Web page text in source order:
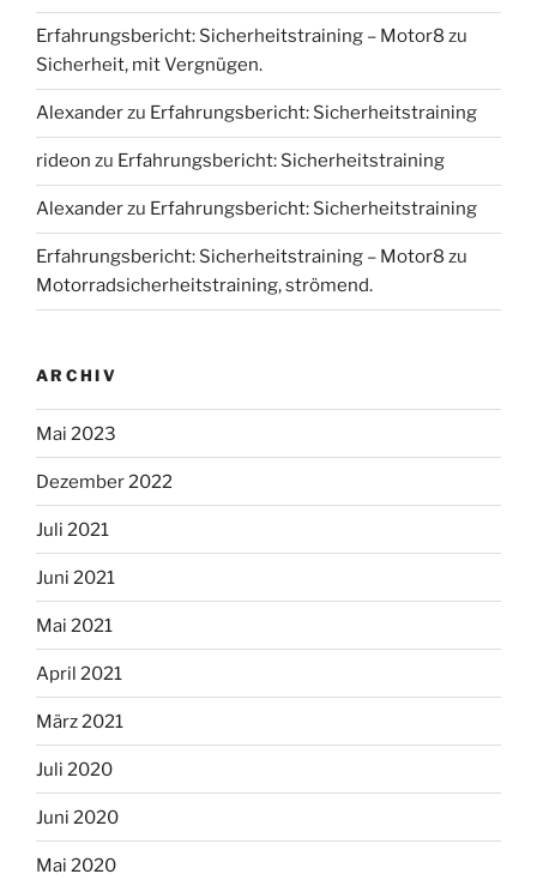
Erfahrungsbericht: Sicherheitstraining – Motor8 zu
Sicherheit, mit Vergnügen.
Alexanderzu Erfahrungsbericht: Sicherheitstraining
rideon zu Erfahrungsbericht: Sicherheitstraining
Alexanderzu Erfahrungsbericht: Sicherheitstraining
Erfahrungsbericht: Sicherheitstraining – Motor8 zu
Motorradsicherheitstraining, strömend.
ARCHIV
Mai 2023
Dezember 2022
Juli 2021
Juni 2021
Mai 2021
April 2021
März 2021
Juli 2020
Juni 2020
Mai 2020